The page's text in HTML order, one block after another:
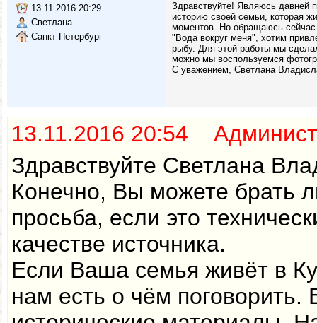
13.11.2016 20:29
Светлана
Санкт-Петербург
Здравствуйте! Являюсь давней
историю своей семьи, которая
моментов. Но обращаюсь сейчас
"Вода вокруг меня", хотим
рыбу. Для этой работы мы
можно мы воспользуемся
С уважением, Светлана
13.11.2016 20:54
Здравствуйте Светлана
Конечно, Вы можете брать
просьба, если это
качестве источника.
Если Ваша семья живёт в
нам есть о чём